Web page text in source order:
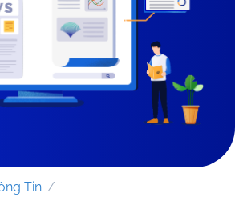
Tin /